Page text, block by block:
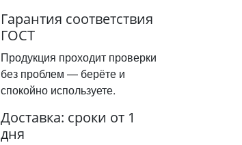
Гарантия соответствия
ГОСТ
Продукция проходит проверки
без проблем — берёте и
спокойно используете.
Доставка: сроки от 1
дня